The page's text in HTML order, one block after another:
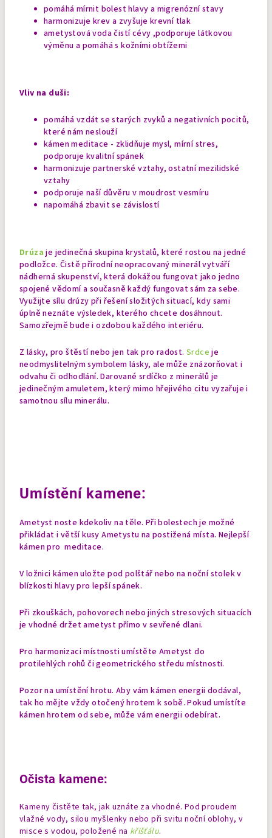
pomáhá mírnit bolest hlavy a migrenózní stavy
harmonizuje krev a zvyšuje krevní tlak
ametystová voda čistí cévy ,podporuje látkovou
výměnu a pomáhá s kožními obtížemi
Vliv na duši:
pomáhá vzdát se starých zvyků a negativních pocitů,
které nám neslouží
kámen meditace - zklidňuje mysl, mírní stres,
podporuje kvalitní spánek
harmonizuje partnerské vztahy, ostatní mezilidské
vztahy
podporuje naší důvěru v moudrost vesmíru
napomáhá zbavit se závislostí
Drúza je jedinečná skupina krystalů, které rostou na jedné
podložce. Čistě přírodní neopracovaný minerál vytváří
nádherná skupenství, která dokážou fungovat jako jedno
spojené vědomí a současně každý fungovat sám za sebe.
Využijte sílu drúzy při řešení složitých situací, kdy sami
úplně neznáte výsledek, kterého chcete dosáhnout.
Samozřejmě bude i ozdobou každého interiéru.
Z lásky, pro štěstí nebo jen tak pro radost. Srdceje
neodmyslitelným symbolem lásky, ale může znázorňovat i
odvahu či odhodlání. Darované srdíčko z minerálů je
jedinečným amuletem, který mimo hřejivého citu vyzařuje i
samotnou sílu minerálu.
Umístění kamene:
Ametyst noste kdekoliv na těle. Při bolestech je možné
přikládat i větší kusy Ametystu na postižená místa. Nejlepší
kámen pro meditace.
V ložnici kámen uložte pod polštář nebo na noční stolek v
blízkosti hlavy pro lepší spánek.
Při zkouškách, pohovorech nebo jiných stresových situacích
je vhodné držet ametyst přímo v sevřené dlani.
Pro harmonizaci místnosti umístěte Ametyst do
protilehlých rohů či geometrického středu místnosti.
Pozor na umístění hrotu. Aby vám kámen energii dodával,
tak ho mějte vždy otočený hrotem k sobě. Pokud umístíte
kámenhrotem od sebe, může vám energii odebírat.
Očista kamene:
Kameny čistěte tak, jak uznáte za vhodné. Pod proudem
vlažné vody, silou myšlenky nebo při svitu noční oblohy, v
misce s vodou, položené na křišťálu.